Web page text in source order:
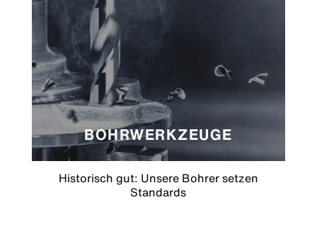
BOHRWERKZEUGE
Historisch gut: Unsere Bohrer setzen
Standards